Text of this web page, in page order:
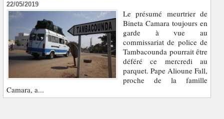
22/05/2019
Le présumé meurtrier de
Bineta Camara toujours en
garde à vue au
commissariat de police de
Tambacounda pourrait être
déféré ce mercredi au
parquet. Pape Alioune Fall,
proche de la famille
Camara, a...